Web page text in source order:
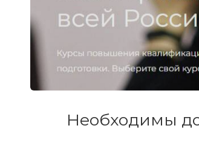
Необходимы